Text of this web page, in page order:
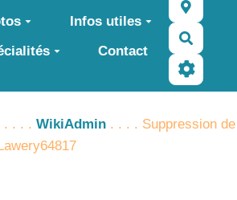
Infos utiles
Contact
. . . . WikiAdmin . . . . Suppression de